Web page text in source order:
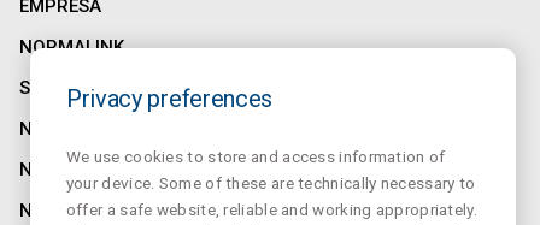
EMPRESA
NORMALINK
SALUZ
NORMALUX
NORMALIT
NORMADET
Privacy preferences
We use cookies to store and access information of
your device. Some of these are technically necessary to
offer a safe website, reliable and working appropriately.